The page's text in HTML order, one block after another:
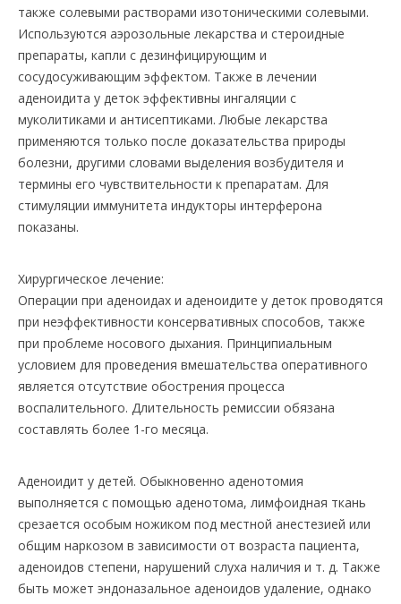
также солевыми растворами изотоническими солевыми.
Используются аэрозольные лекарства и стероидные
препараты, капли с дезинфицирующим и
сосудосуживающим эффектом. Также в лечении
аденоидита у деток эффективны ингаляции с
муколитиками и антисептиками. Любые лекарства
применяются только после доказательства природы
болезни, другими словами выделения возбудителя и
термины его чувствительности к препаратам. Для
стимуляции иммунитета индукторы интерферона
показаны.
Хирургическое лечение:
Операции при аденоидах и аденоидите у деток проводятся
при неэффективности консервативных способов, также
при проблеме носового дыхания. Принципиальным
условием для проведения вмешательства оперативного
является отсутствие обострения процесса
воспалительного. Длительность ремиссии обязана
составлять более 1-го месяца.
Аденоидит у детей. Обыкновенно аденотомия
выполняется с помощью аденотома, лимфоидная ткань
срезается особым ножиком под местной анестезией или
общим наркозом в зависимости от возраста пациента,
аденоидов степени, нарушений слуха наличия и т. д. Также
быть может эндоназальное аденоидов удаление, однако